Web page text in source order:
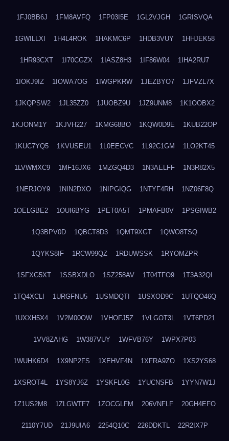
1FJ0BB6J 1FM8AVFQ 1FP03I5E 1GL2VJGH 1GRISVQA
1GWILLXI 1H4L4ROK 1HAKMC6P 1HDB3VUY 1HHJEK58
1HR93CXT 1I70CGZX 1IASZ8H3 1IF86W04 1IHA2RU7
1IOKJ9IZ 1IOWA7OG 1IWGPKRW 1JEZBYO7 1JFVZL7X
1JKQPSW2 1JL35ZZ0 1JUOBZ9U 1JZ9UNM8 1K1OOBX2
1KJONM1Y 1KJVH227 1KMG68BO 1KQW0D9E 1KUB22OP
1KUC7YQ5 1KVUSEU1 1L0EECVC 1L92C1GM 1LO2KT45
1LVWMXC9 1MF16JX6 1MZGQ4D3 1N3AELFF 1N3R82X5
1NERJOY9 1NIN2DXO 1NIPGIQG 1NTYF4RH 1NZ06F8Q
1OELGBE2 1OUI6BYG 1PET0A5T 1PMAFB0V 1PSGIWB2
1Q3BPV0D 1QBCT8D3 1QMT9XGT 1QWO8TSQ
1QYKS8IF 1RCW99QZ 1RDUWSSK 1RYOMZPR
1SFXG5XT 1SSBXDLO 1SZ258AV 1T04TFO9 1T3A32QI
1TQ4XCLI 1URGFNU5 1USMDQTI 1USXOD9C 1UTQO46Q
1UXXH5X4 1V2M00OW 1VHOFJ5Z 1VLGOT3L 1VT6PD21
1VV8ZAHG 1W387VUY 1WFVB76Y 1WPX7P03
1WUHK6D4 1X9NP2FS 1XEHVF4N 1XFRA9ZO 1XS2YS68
1XSROT4L 1YS8YJ6Z 1YSKFL0G 1YUCNSFB 1YYN7W1J
1Z1US2M8 1ZLGWTF7 1ZOCGLFM 206VNFLF 20GH4EFO
2110Y7UD 21J9UIA6 2254Q10C 226DDKTL 22R2IX7P